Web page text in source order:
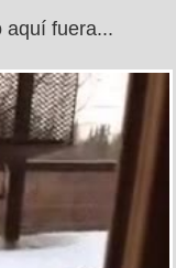
aquí fuera...